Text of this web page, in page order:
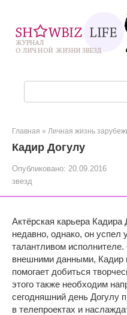
контенту
Главная » Личная жизнь
Кадир Догулу
Опубликовано: 20.09.2016
звезд
Актёрская карьера Кадира
недавно, однако, он успел
талантливом
внешними данными, Кадир
помогает добиться
этого также необходим
сегодняшний день Догулу
в телепроектах и